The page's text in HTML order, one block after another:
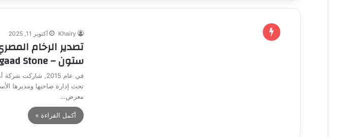
Khairy أكتوبر 11, 2025
تصدير الرخام
ستون – Amgaad Stone
تحت إدارة صاحبها ومديرها
معرض…
أكمل القراءة »